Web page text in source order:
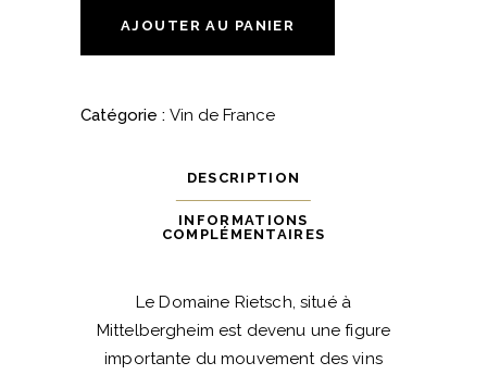
RietschAJOUTER AU PANIER
Catégorie : Vin de France
DESCRIPTION
INFORMATIONS
COMPLÉMENTAIRES
Le Domaine Rietsch, situé à
Mittelbergheim est devenu une figure
importante du mouvement des vins